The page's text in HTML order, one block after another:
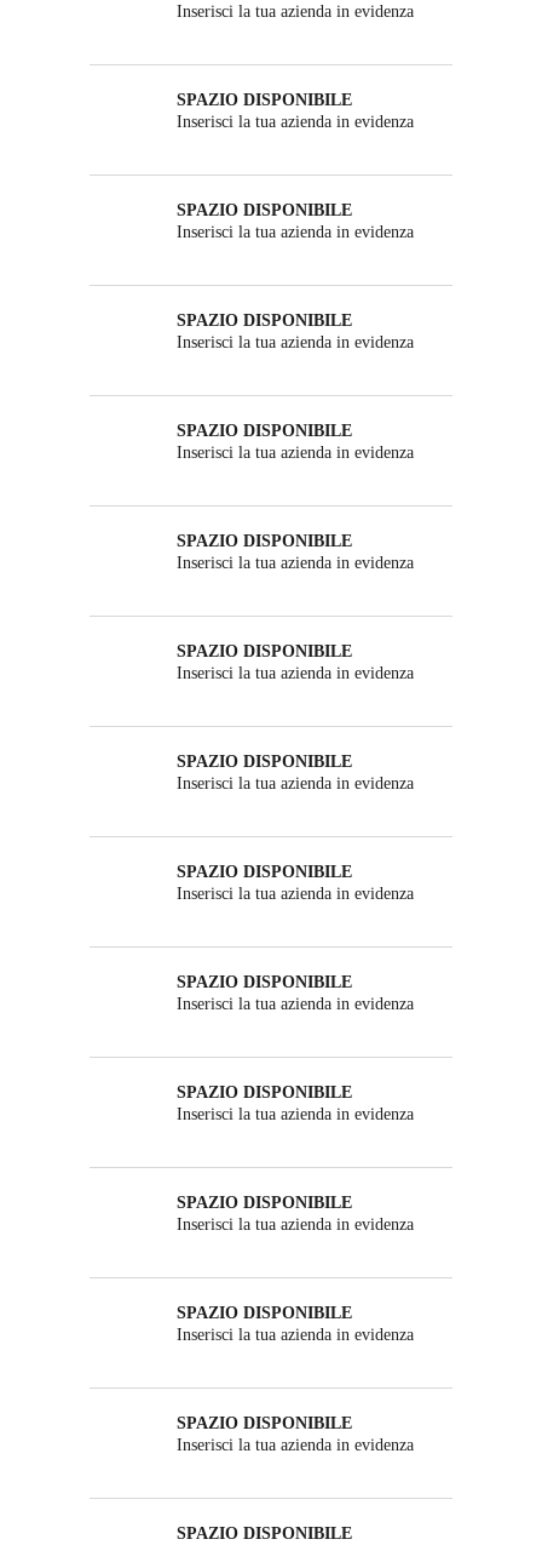
Inserisci la tua azienda in evidenza
SPAZIO DISPONIBILE
Inserisci la tua azienda in evidenza
SPAZIO DISPONIBILE
Inserisci la tua azienda in evidenza
SPAZIO DISPONIBILE
Inserisci la tua azienda in evidenza
SPAZIO DISPONIBILE
Inserisci la tua azienda in evidenza
SPAZIO DISPONIBILE
Inserisci la tua azienda in evidenza
SPAZIO DISPONIBILE
Inserisci la tua azienda in evidenza
SPAZIO DISPONIBILE
Inserisci la tua azienda in evidenza
SPAZIO DISPONIBILE
Inserisci la tua azienda in evidenza
SPAZIO DISPONIBILE
Inserisci la tua azienda in evidenza
SPAZIO DISPONIBILE
Inserisci la tua azienda in evidenza
SPAZIO DISPONIBILE
Inserisci la tua azienda in evidenza
SPAZIO DISPONIBILE
Inserisci la tua azienda in evidenza
SPAZIO DISPONIBILE
Inserisci la tua azienda in evidenza
SPAZIO DISPONIBILE